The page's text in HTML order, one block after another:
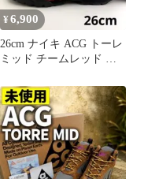
¥6,900
26cm ナイキ ACG トーレ
ミッド チームレッド ア